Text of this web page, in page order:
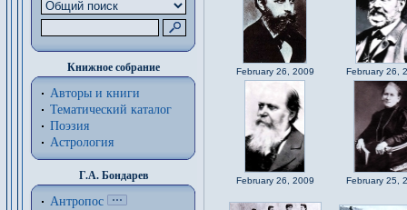
Книжное собрание
Авторы и книги
Тематический каталог
Поэзия
Астрология
Г.А. Бондарев
Антропос
February 26, 2009 February 26,
February 26, 2009 February 25,